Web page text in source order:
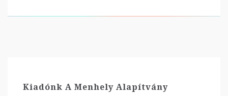
Kiadónk A Menhely Alapítvány